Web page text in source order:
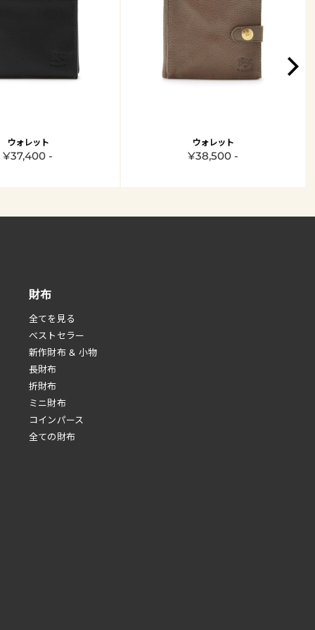
ウォレット
¥37,400 -
ウォレット
¥38,500 -
財布
全てを見る
べストセラー
新作財布 & 小物
長財布
折財布
ミニ財布
コインパース
全ての財布